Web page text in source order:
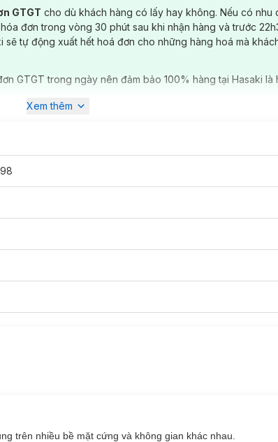
Mùi 4 Lớp:
sạch và an toàn khi sử dụng.
lên da.
nhấn sang trọng cho từng tờ giấy.
Không Mùi 4 Lớp:
GTGT cho dù khách hàng có lấy hay không. Nếu có nhu
đơn trong vòng 30 phút sau khi nhận hàng và trước
sẽ tự động xuất hết hoá đơn cho những hàng hoá mà
GTGT trong ngày nên đảm bảo 100% hàng tại Hasaki là
Xem thêm
trên nhiều bề mặt cứng và không gian khác nhau.